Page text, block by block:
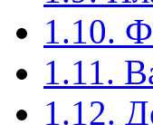
1.10.
1.11.
1.12.